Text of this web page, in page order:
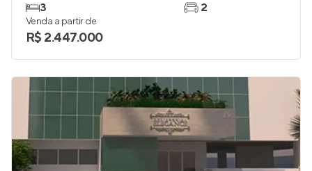
3
2
Venda a partir de
R$ 2.447.000